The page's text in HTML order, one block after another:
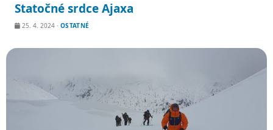
Statočné srdce Ajaxa
25. 4. 2024 · OSTATNÉ